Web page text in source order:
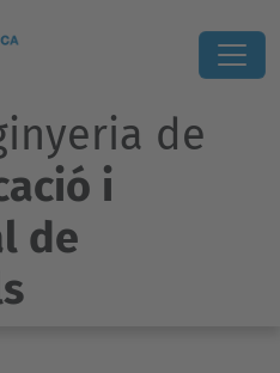
de
i
de